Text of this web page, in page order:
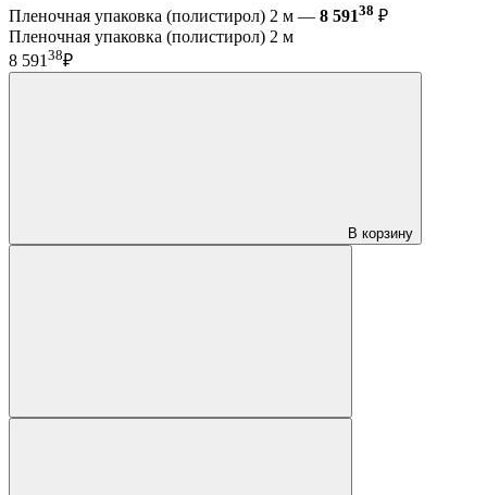
Пленочная упаковка (полистирол) 2 м — 8 59138 ₽
Пленочная упаковка (полистирол) 2 м
8 591 38₽
В корзину